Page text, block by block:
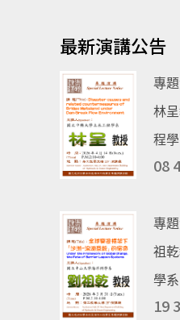
最新演講公告
專
林
程
08
專
祖
學系
19